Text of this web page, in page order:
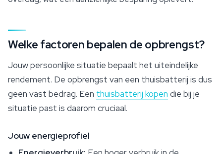
Welke factoren bepalen de opbrengst?
Jouw persoonlijke situatie bepaalt het uiteindelijke
rendement. De opbrengst van een thuisbatterij is dus
geen vast bedrag. Een thuisbatterij kopen die bij je
situatie past is daarom cruciaal.
Jouw energieprofiel